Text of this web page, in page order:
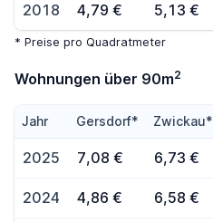
2018 4,79 € 5,13 €
* Preise pro Quadratmeter
Wohnungen über 90m2
Jahr Gersdorf* Zwickau*
2025 7,08 € 6,73 €
2024 4,86 € 6,58 €